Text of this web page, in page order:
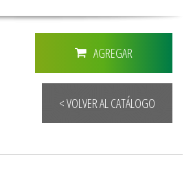
AGREGAR
< VOLVER AL CATÁLOGO